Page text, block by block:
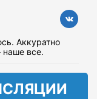
Аккуратно
наше все.